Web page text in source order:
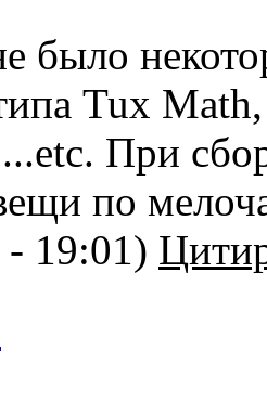
было
Tux
При
по
19:01)